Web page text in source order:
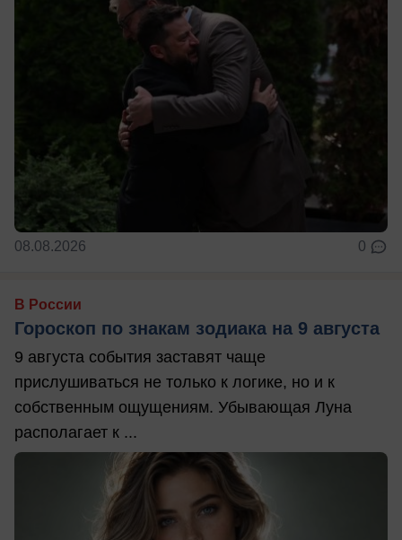
08.08.2026 0
В России
Гороскоп по знакам зодиака на 9 августа
9 августа события заставят чаще
прислушиваться не только к логике, но и к
собственным ощущениям. Убывающая Луна
располагает к ...